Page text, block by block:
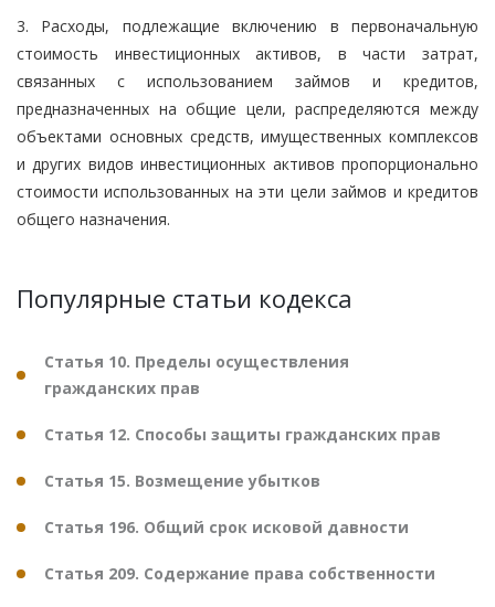
3. Расходы, подлежащие включению в первоначальную
стоимость инвестиционных активов, в части затрат,
связанных с использованием займов и кредитов,
предназначенных на общие цели, распределяются между
объектами основных средств, имущественных комплексов
и других видов инвестиционных активов пропорционально
стоимости использованных на эти цели займов и кредитов
общего назначения.
Популярные статьи кодекса
Статья 10. Пределы осуществления
гражданских прав
Статья 12. Способы защиты гражданских прав
Статья 15. Возмещение убытков
Статья 196. Общий срок исковой давности
Статья 209. Содержание права собственности